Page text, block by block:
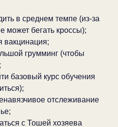
в среднем темпе (из-за
может бегать кроссы);
вакцинация;
грумминг (чтобы
базовый курс обучения
отслеживание
с Тошей хозяева